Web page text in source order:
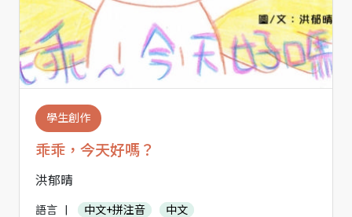
學生創作
乖乖，今天好嗎？
洪郁晴
語言 中文+拼注音
中文